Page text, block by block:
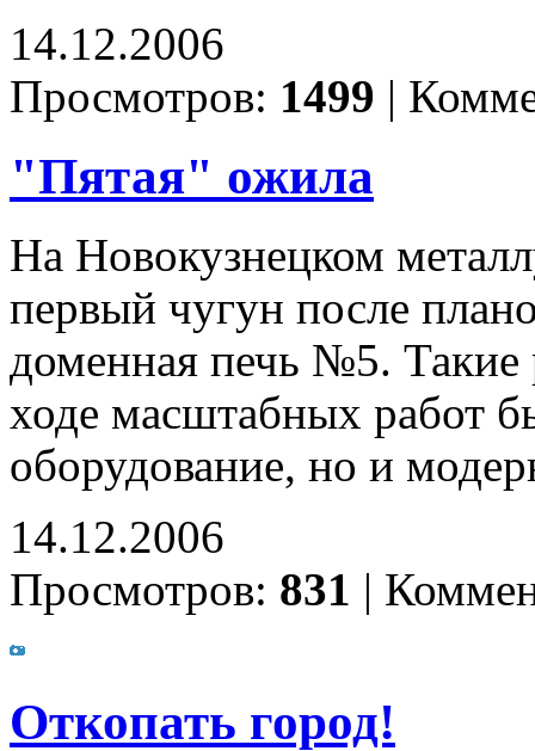
14.12.2006
Просмотров: 1499 |
"Пятая" ожила
На Новокузнецком
первый чугун после
доменная печь №5. Такие
ходе масштабных работ
оборудование, но и
14.12.2006
Просмотров: 831 |
Откопать город!